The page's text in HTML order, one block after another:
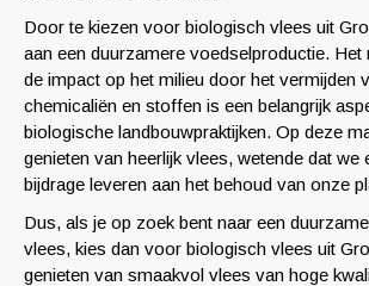
Door te kiezen voor biologisch vlees uit
aan een duurzamere voedselproductie. Het
de impact op het milieu door het vermijden
chemicaliën en stoffen is een belangrijk
biologische landbouwpraktijken. Op deze
genieten van heerlijk vlees, wetende dat we
bijdrage leveren aan het behoud van onze
Dus, als je op zoek bent naar een
vlees, kies dan voor biologisch vlees uit
genieten van smaakvol vlees van hoge